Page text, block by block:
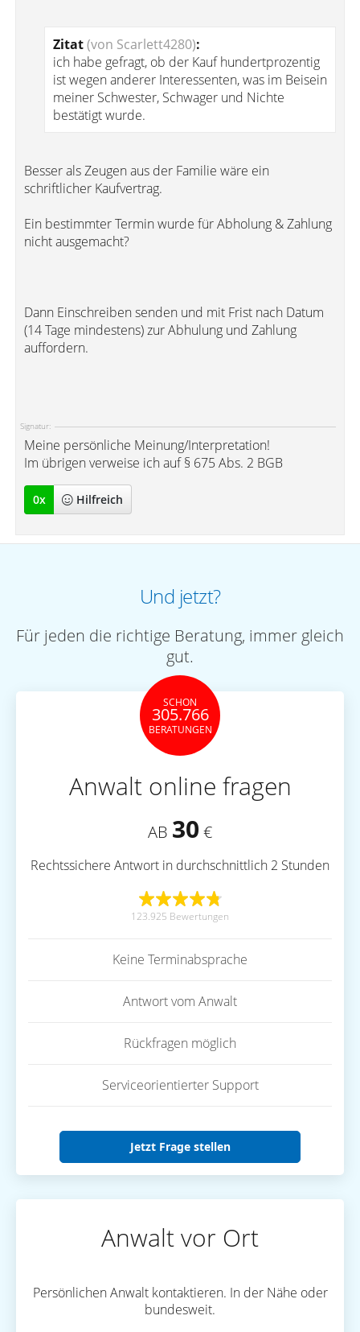
Zitat(von Scarlett4280):
ich habe gefragt, ob der Kauf hundertprozentig
ist wegen anderer Interessenten, was im Beisein
meiner Schwester, Schwager und Nichte
bestätigt wurde.
Besser als Zeugen aus der Familie wäre ein
schriftlicher Kaufvertrag.
Ein bestimmter Termin wurde für Abholung & Zahlung
nicht ausgemacht?
Dann Einschreiben senden und mit Frist nach Datum
(14 Tage mindestens) zur Abhulung und Zahlung
auffordern.
Signatur:
Meine persönliche Meinung/Interpretation!
Im übrigen verweise ich auf § 675 Abs. 2 BGB
0x Hilfreich
Und jetzt?
Für jeden die richtige Beratung, immer gleich
gut.
SCHON
305.766
BERATUNGEN
Anwalt online fragen
AB 30 €
Rechtssichere Antwort in durchschnittlich 2 Stunden
123.925 Bewertungen
Keine Terminabsprache
Antwort vom Anwalt
Rückfragen möglich
Serviceorientierter Support
Jetzt Frage stellen
Anwalt vor Ort
Persönlichen Anwalt kontaktieren. In der Nähe oder
bundesweit.